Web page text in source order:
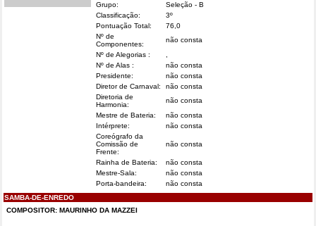
Grupo:
Seleção - B
Classificação:
3º
Pontuação Total:
76,0
Nº de
Componentes:
não consta
Nº de Alegorias :
Nº de Alas :
não consta
Presidente:
não consta
Diretor de Carnaval:
não consta
Diretoria de
Harmonia:
não consta
Mestre de Bateria:
não consta
Intérprete:
não consta
Coreógrafo da
Comissão de
Frente:
não consta
Rainha de Bateria:
não consta
Mestre-Sala:
não consta
Porta-bandeira:
não consta
SAMBA-DE-ENREDO
COMPOSITOR: MAURINHO DA MAZZEI